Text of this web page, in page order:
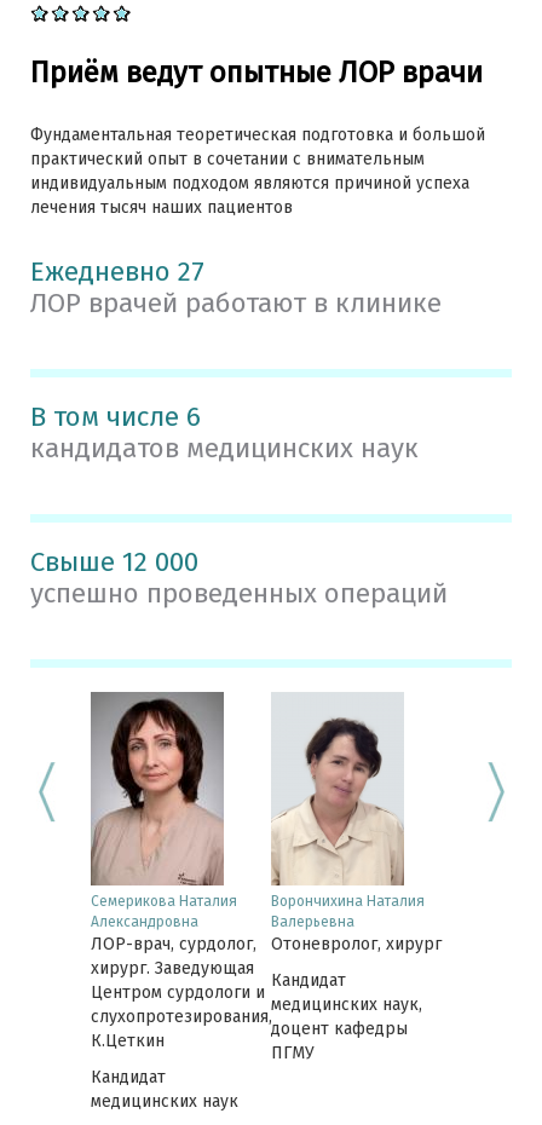
Приём ведут опытные ЛОР врачи
Фундаментальная теоретическая подготовка и большой
практический опыт в сочетании с внимательным
индивидуальным подходом являются причиной успеха
лечения тысяч наших пациентов
Ежедневно 27
ЛОР врачей работают в клинике
В том числе 6
кандидатов медицинских наук
Свыше 12 000
успешно проведенных операций
Семерикова Наталия
Александровна
ЛОР-врач, сурдолог,
хирург. Заведующая
Центром сурдологи и
слухопротезирования,
К.Цеткин
Кандидат
медицинских наук
Ворончихина Наталия
Валерьевна
Отоневролог, хирург
Кандидат
медицинских наук,
доцент кафедры
ПГМУ